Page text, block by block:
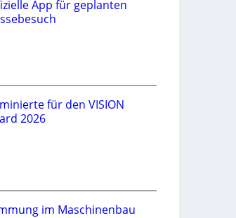
App für geplanten
für den VISION
2026
im Maschinenbau